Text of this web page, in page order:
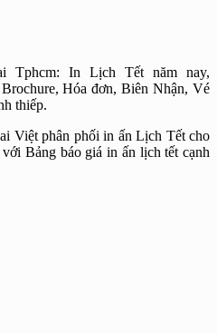
Tphcm: In Lịch Tết năm nay,
Hóa đơn, Biên Nhận, Vé
thiếp.
Việt phân phối in ấn Lịch Tết cho
Bảng báo giá in ấn lịch tết cạnh